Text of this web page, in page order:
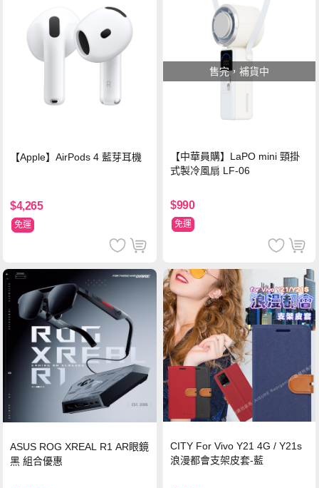
【Apple】AirPods 4 藍芽耳機
$4,265
免運
售完，補貨中
【中華員購】LaPO mini 頸掛
式製冷風扇 LF-06
$990
免運
ASUS ROG XREAL R1 AR眼鏡
黑 組合優惠
CITY For Vivo Y21 4G / Y21s
浪漫都會支架皮套-藍